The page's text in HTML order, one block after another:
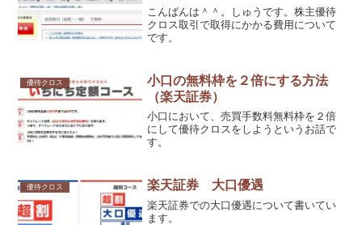
こんばんは＾＾。しゅうです。株主優待
クロス取引で取得にかかる費用について
です。
優待クロス
小口の無料枠を２倍にする方法
（楽天証券）
小口において、売買手数料無料枠を２倍
にして優待クロスをしようというお話で
す。
優待クロス 楽天証券 大口優遇
楽天証券での大口優遇について書いてい
ます。